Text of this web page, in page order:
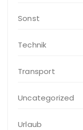
Sonst
Technik
Transport
Uncategorized
Urlaub